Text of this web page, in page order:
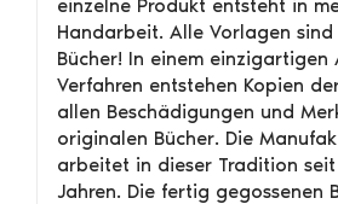
einzelne Produkt entsteht in
Handarbeit. Alle Vorlagen
Bücher! In einem einzigartigen
Verfahren entstehen Kopien
allen Beschädigungen und
originalen Bücher. Die
arbeitet in dieser Tradition
Jahren. Die fertig gegossenen